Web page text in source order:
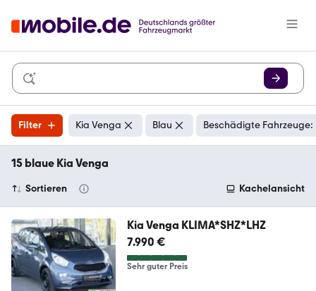
Filter Kia Venga Blau Beschädigte
15 blaue Kia Venga
Sortieren Kachelansicht
Kia Venga KLIMA*SHZ*LHZ
7.990 €
Sehr guter Preis